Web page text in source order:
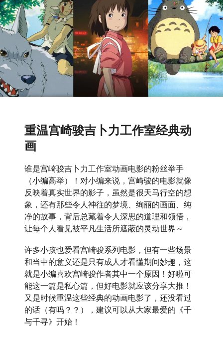
重温宫崎骏吉卜力工作室经典动
画
谁是宫崎骏吉卜力工作室动画电影的粉丝举手
（小编高举）！对小编来说，宫崎骏的电影就像
反映着真实世界的影子，虽然是很天马行空的想
象，还有那些令人神往的梦境、绚丽的画面、纯
净的故事，背后总藏着令人深思的道理和领悟，
让每个人看见被平凡生活所遮蔽的灵动世界～
许多小孩也爱看宫崎骏系列电影，但有一些场景
和当中的意义还是只有成人才看懂期间妙趣，这
就是小编喜欢宫崎骏作者其中一个原因！好啦可
能这一篇是私心篇，但好电影就应该分享大推！
又是时候重温这些经典的动画电影了，还没看过
的话（有吗？？），建议可以从大家最爱的《千
与千寻》开始！